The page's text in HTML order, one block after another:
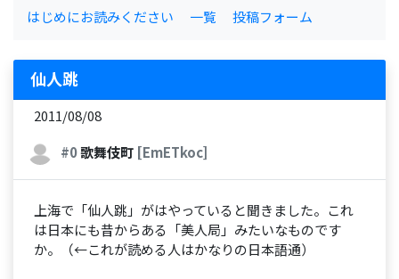
はじめにお読みください 一覧 投稿フォーム
仙人跳
2011/08/08
#0歌舞伎町 [EmETkoc]
上海で「仙人跳」がはやっていると聞きました。これ
は日本にも昔からある「美人局」みたいなものです
か。（←これが読める人はかなりの日本語通）